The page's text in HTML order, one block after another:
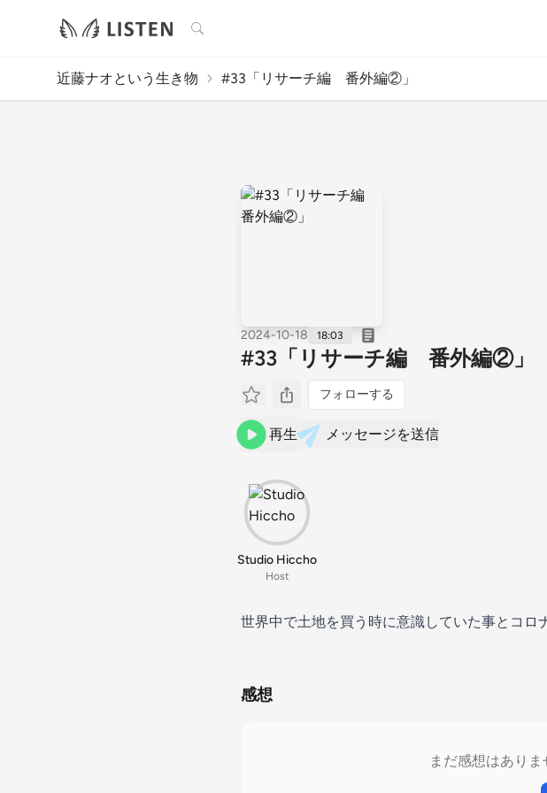
検索
近藤ナオという生き物 #33「リサーチ編 番外編②」
2024-10-18 18:03
#33「リサーチ編 番外編②」
フォローする
再生 メッセージを送信
Studio Hiccho
Host
世界中で土地を買う時に意識していた事とコ
感想
まだ感想はありま